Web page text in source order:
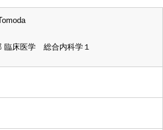
臨床医学 総合内科学１